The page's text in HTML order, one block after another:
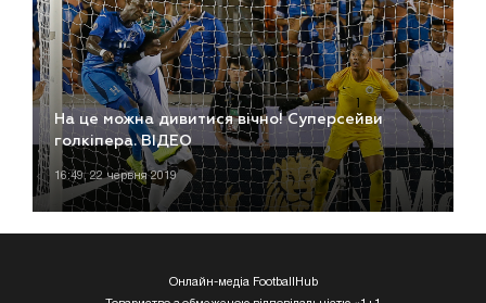
На це можна дивитися вічно! Суперсейви
голкіпера. ВІДЕО
16:49, 22 червня 2019
Онлайн-медіа FootballHub